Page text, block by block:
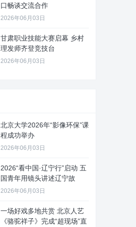
口畅谈交流合作
2026年06月03日
甘肃职业技能大赛启幕 乡村
理发师齐登竞技台
2026年06月03日
北京大学2026年“影像环保”课
程成功举办
2026年06月03日
2026“看中国·辽宁行”启动 五
国青年用镜头讲述辽宁故
2026年06月03日
一场好戏多地共赏 北京人艺
《骆驼祥子》完成“超现场”直